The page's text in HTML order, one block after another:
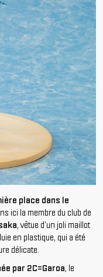
place dans le
ici la membre du club de
, vêtue d'un joli maillot
en plastique, qui a été
délicate.
par 2C=Garoa, le